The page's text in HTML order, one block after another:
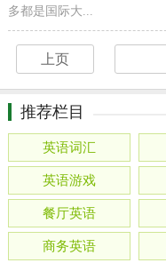
多都是国际大...
上页
推荐栏目
英语词汇
英语游戏
餐厅英语
商务英语